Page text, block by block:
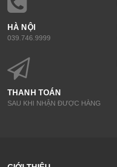
HÀ NỘI
039.746.9999
THANH TOÁN
SAU KHI NHẬN ĐƯỢC HÀNG